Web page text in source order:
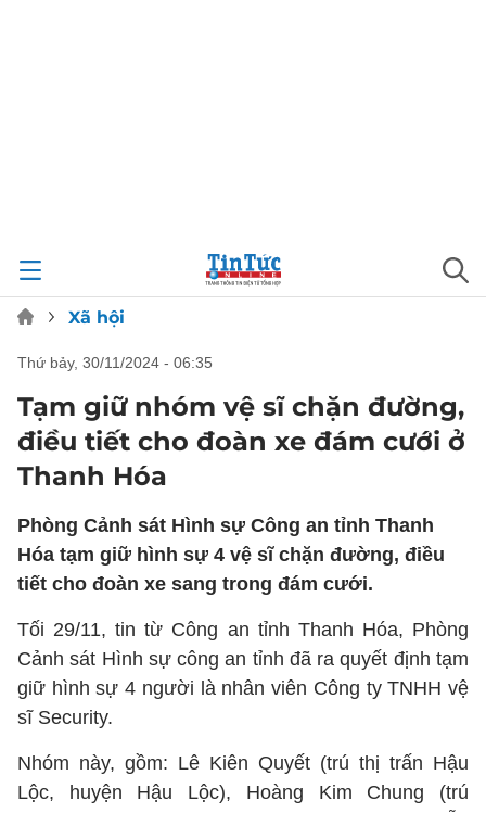
Xã hội
thứ bảy, 30/11/2024 - 06:35
Tạm giữ nhóm vệ sĩ chặn đường,
điều tiết cho đoàn xe đám cưới ở
Thanh Hóa
Phòng Cảnh sát Hình sự Công an tỉnh Thanh
Hóa tạm giữ hình sự 4 vệ sĩ chặn đường, điều
tiết cho đoàn xe sang trong đám cưới.
Tối 29/11, tin từ Công an tỉnh Thanh Hóa, Phòng
Cảnh sát Hình sự công an tỉnh đã ra quyết định tạm
giữ hình sự 4 người là nhân viên Công ty TNHH vệ
sĩ Security.
Nhóm này, gồm: Lê Kiên Quyết (trú thị trấn Hậu
Lộc, huyện Hậu Lộc), Hoàng Kim Chung (trú